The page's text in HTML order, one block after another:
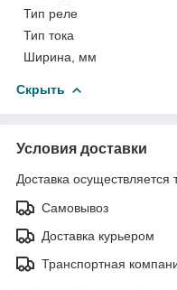
Тип реле
Тип тока
Ширина, мм
Скрыть
Условия доставки
Доставка осуществляется
Самовывоз
Доставка курьером
Транспортная